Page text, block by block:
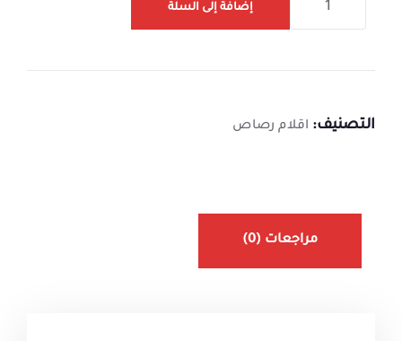
إضافة إلى السلة
التصنيف: اقلام رصاص
مراجعات (0)